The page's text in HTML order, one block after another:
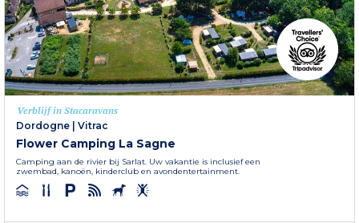
Verblijf in Stacaravans
Dordogne | Vitrac
Flower Camping La Sagne
Camping aan de rivier bij Sarlat. Uw vakantie is inclusief een
zwembad, kanoën, kinderclub en avondentertainment.